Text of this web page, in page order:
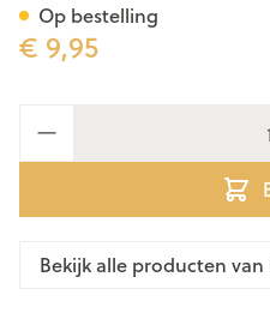
€ 9,95
Op bestelling
Bekijk alle producten van